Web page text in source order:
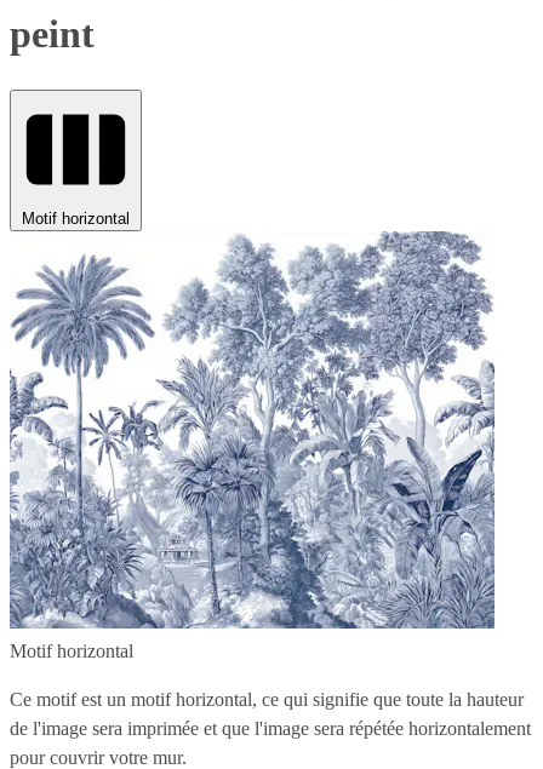
peint
Motif horizontal
Motif horizontal
Ce motif est un motif horizontal, ce qui signifie que toute la hauteur
de l'image sera imprimée et que l'image sera répétée horizontalement
pour couvrir votre mur.